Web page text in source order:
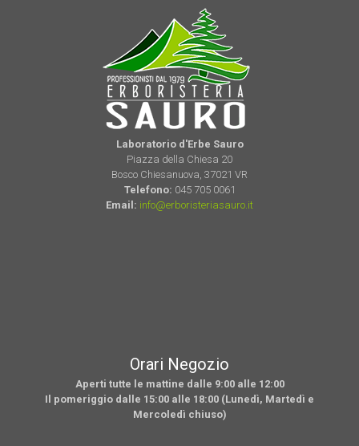
Laboratorio d'Erbe Sauro
Piazza della Chiesa 20
Bosco Chiesanuova, 37021 VR
Telefono: 045 705 0061
Email: info@erboristeriasauro.it
Orari Negozio
Aperti tutte le mattine dalle 9:00 alle 12:00
Il pomeriggio dalle 15:00 alle 18:00 (Lunedì, Martedì e
Mercoledì chiuso)